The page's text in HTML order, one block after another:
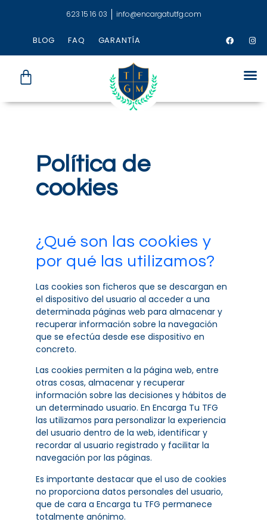
623 15 16 03 info@encargatutfg.com
BLOG FAQ GARANTÍA
Política de
cookies
¿Qué son las cookies y
por qué las utilizamos?
Las cookies son ficheros que se descargan en
el dispositivo del usuario al acceder a una
determinada páginas web para almacenar y
recuperar información sobre la navegación
que se efectúa desde ese dispositivo en
concreto.
Las cookies permiten a la página web, entre
otras cosas, almacenar y recuperar
información sobre las decisiones y hábitos de
un determinado usuario. En Encarga Tu TFG
las utilizamos para personalizar la experiencia
del usuario dentro de la web, identificar y
recordar al usuario registrado y facilitar la
navegación por las páginas.
Es importante destacar que el uso de cookies
no proporciona datos personales del usuario,
que de cara a Encarga tu TFG permanece
totalmente anónimo.